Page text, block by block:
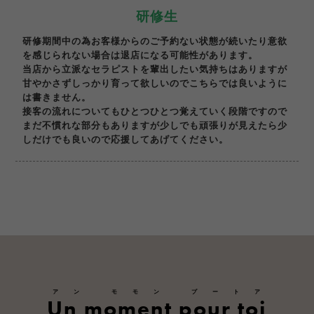
研修生
研修期間中の為お客様からのご予約ない状態が続いたり意欲
を感じられない場合は退店になる可能性があります。
当店から立派なセラピストを輩出したい気持ちはありますが
甘やかさずしっかり育って欲しいのでこちらでは良いように
は書きません。
接客の流れについてもひとつひとつ覚えていく段階ですので
まだ不慣れな部分もありますが少しでも頑張りが見えたら少
しだけでも良いので応援してあげてください。
Un moment pour toi
アン モモン プートア